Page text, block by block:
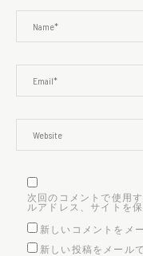
次回のコメントで使用
ルアドレス、サイトを保
新しいコメントをメ
新しい投稿をメール